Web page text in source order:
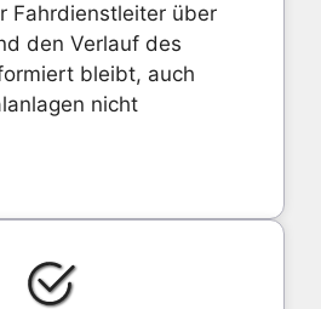
Fahrdienstleiter über
den Verlauf des
bleibt, auch
nicht